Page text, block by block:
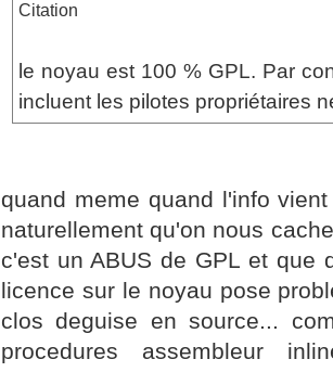
Citation
le noyau est 100 % GPL. Par
incluent les pilotes propriétaires
quand meme quand l'info
naturellement qu'on nous
c'est un ABUS de GPL et que
licence sur le noyau pose
clos deguise en source...
procedures assembleur